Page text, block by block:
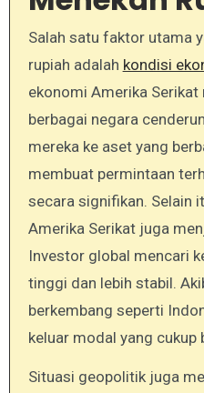
Salah satu faktor utama
rupiah adalah kondisi
ekonomi Amerika
berbagai negara
mereka ke aset yang
membuat permintaan
secara signifikan. Selain
Amerika Serikat juga
Investor global mencari
tinggi dan lebih stabil.
berkembang seperti
keluar modal yang cukup
Situasi geopolitik juga